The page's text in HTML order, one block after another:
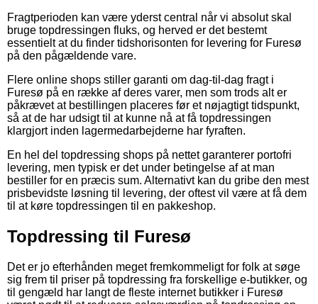
Fragtperioden kan være yderst central når vi absolut skal
bruge topdressingen fluks, og herved er det bestemt
essentielt at du finder tidshorisonten for levering for Furesø
på den pågældende vare.
Flere online shops stiller garanti om dag-til-dag fragt i
Furesø på en række af deres varer, men som trods alt er
påkrævet at bestillingen placeres før et nøjagtigt tidspunkt,
så at de har udsigt til at kunne nå at få topdressingen
klargjort inden lagermedarbejderne har fyraften.
En hel del topdressing shops på nettet garanterer portofri
levering, men typisk er det under betingelse af at man
bestiller for en præcis sum. Alternativt kan du gribe den mest
prisbevidste løsning til levering, der oftest vil være at få dem
til at køre topdressingen til en pakkeshop.
Topdressing til Furesø
Det er jo efterhånden meget fremkommeligt for folk at søge
sig frem til priser på topdressing fra forskellige e-butikker, og
til gengæld har langt de fleste internet butikker i Furesø